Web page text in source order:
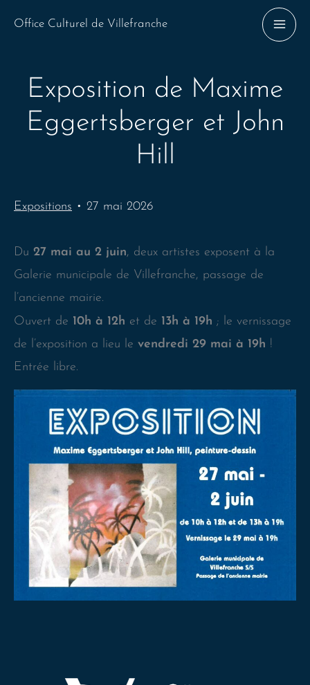
Office Culturel de Villefranche
Exposition de Maxime
Eggertsberger et John
Hill
Expositions • 27 mai 2026
Du 27 mai au 2 juin, deux artistes exposent à la
Galerie municipale de Villefranche, passage de
l’ancienne mairie.
Ouvert de 10h à 12h et de 13h à 19h ; le vernissage
de l’exposition a lieu le vendredi 29 mai à 19h !
Entrée libre.